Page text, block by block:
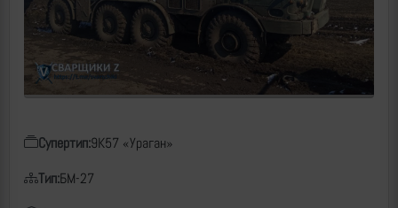
Супертип:9К57 «Ураган»
Тип:БМ-27